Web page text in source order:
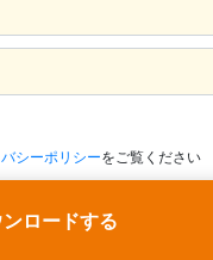
シーポリシーをご覧ください
ンロードする